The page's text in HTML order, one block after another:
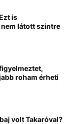
is
látott szintre
roham érheti
volt Takaróval?